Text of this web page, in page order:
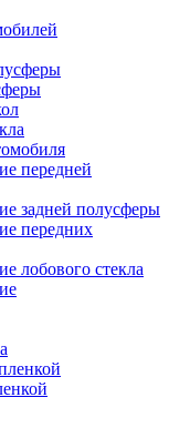
передней
задней полусферы
передних
лобового стекла